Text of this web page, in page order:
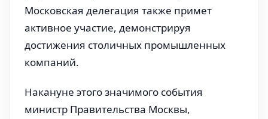
Московская делегация также примет
активное участие, демонстрируя
достижения столичных промышленных
компаний.
Накануне этого значимого события
министр Правительства Москвы,